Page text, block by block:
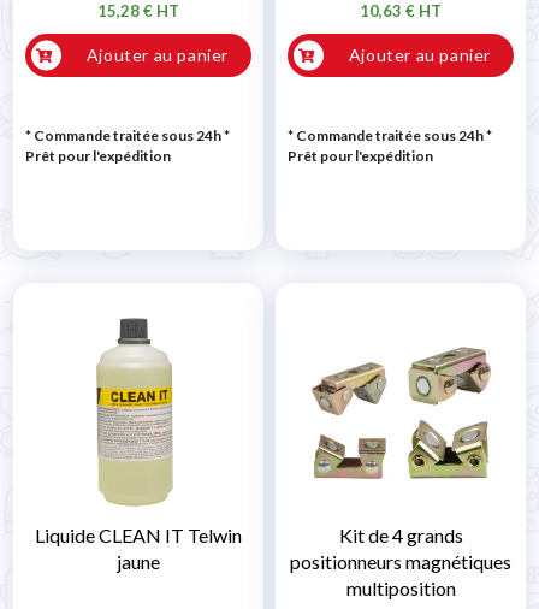
15,28 € HT
Ajouter au panier
* Commande traitée sous 24h*
Prêt pour l'expédition
10,63 € HT
Ajouter au panier
* Commande traitée sous 24h*
Prêt pour l'expédition
Liquide CLEAN IT Telwin
jaune
Kit de 4 grands
positionneurs magnétiques
multiposition